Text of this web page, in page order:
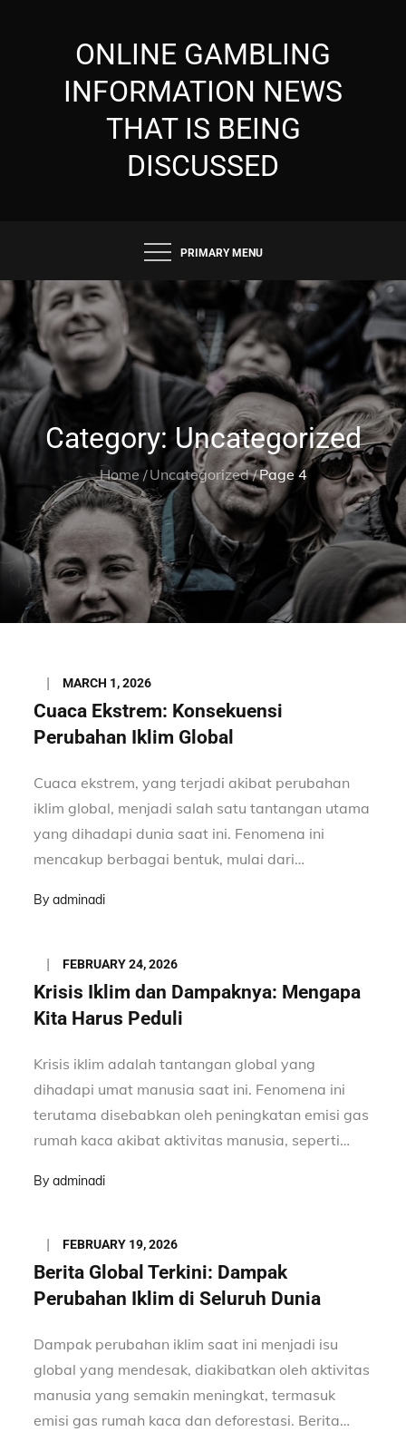
ONLINE GAMBLING
INFORMATION NEWS
THAT IS BEING
DISCUSSED
PRIMARY MENU
Category: Uncategorized
Home Uncategorized Page 4
Posted
on
MARCH 1, 2026
Cuaca Ekstrem: Konsekuensi
Perubahan Iklim Global
Cuaca ekstrem, yang terjadi akibat perubahan
iklim global, menjadi salah satu tantangan utama
yang dihadapi dunia saat ini. Fenomena ini
mencakup berbagai bentuk, mulai dari…
Byadminadi
Posted
on
FEBRUARY 24, 2026
Krisis Iklim dan Dampaknya: Mengapa
Kita Harus Peduli
Krisis iklim adalah tantangan global yang
dihadapi umat manusia saat ini. Fenomena ini
terutama disebabkan oleh peningkatan emisi gas
rumah kaca akibat aktivitas manusia, seperti…
Byadminadi
Posted
on
FEBRUARY 19, 2026
Berita Global Terkini: Dampak
Perubahan Iklim di Seluruh Dunia
Dampak perubahan iklim saat ini menjadi isu
global yang mendesak, diakibatkan oleh aktivitas
manusia yang semakin meningkat, termasuk
emisi gas rumah kaca dan deforestasi. Berita…